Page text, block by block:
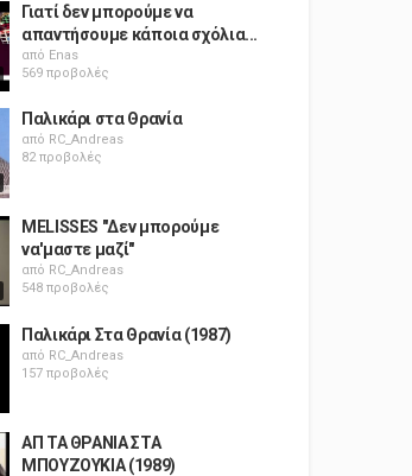
Γιατί δεν μπορούμε να
απαντήσουμε κάποια σχόλια...
από Enas
569 προβολές
Παλικάρι στα Θρανία
από RC_Andreas
82 προβολές
MELISSES "Δεν μπορούμε
να'μαστε μαζί"
από RC_Andreas
548 προβολές
Παλικάρι Στα Θρανία (1987)
από RC_Andreas
157 προβολές
ΑΠ ΤΑ ΘΡΑΝΙΑ ΣΤΑ
ΜΠΟΥΖΟΥΚΙΑ (1989)